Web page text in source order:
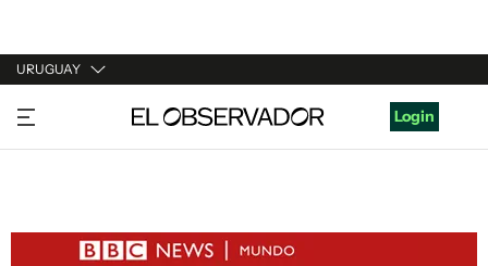
URUGUAY
URUGUAY
ARGENTINA
ESTADOS UNIDOS
Login